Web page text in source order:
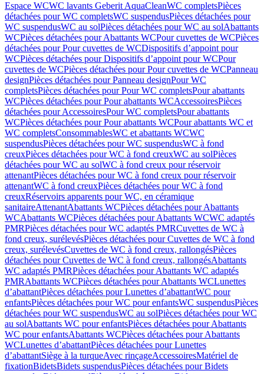
Espace WCWC lavants Geberit AquaCleanWC completsPièces
détachées pour WC completsWC suspendusPièces détachées pour
WC suspendusWC au solPièces détachées pour WC au solAbattants
WCPièces détachées pour Abattants WCPour cuvettes de WCPièces
détachées pour Pour cuvettes de WCDispositifs d’appoint pour
WCPièces détachées pour Dispositifs d’appoint pour WCPour
cuvettes de WCPièces détachées pour Pour cuvettes de WCPanneau
designPièces détachées pour Panneau designPour WC
completsPièces détachées pour Pour WC completsPour abattants
WCPièces détachées pour Pour abattants WCAccessoiresPièces
détachées pour AccessoiresPour WC completsPour abattants
WCPièces détachées pour Pour abattants WCPour abattants WC et
WC completsConsommablesWC et abattants WCWC
suspendusPièces détachées pour WC suspendusWC à fond
creuxPièces détachées pour WC à fond creuxWC au solPièces
détachées pour WC au solWC à fond creux pour réservoir
attenantPièces détachées pour WC à fond creux pour réservoir
attenantWC à fond creuxPièces détachées pour WC à fond
creuxRéservoirs apparents pour WC, en céramique
sanitaireAttenantAbattants WCPièces détachées pour Abattants
WCAbattants WCPièces détachées pour Abattants WCWC adaptés
PMRPièces détachées pour WC adaptés PMRCuvettes de WC à
fond creux, surélevésPièces détachées pour Cuvettes de WC à fond
creux, surélevésCuvettes de WC à fond creux, rallongésPièces
détachées pour Cuvettes de WC à fond creux, rallongésAbattants
WC adaptés PMRPièces détachées pour Abattants WC adaptés
PMRAbattants WCPièces détachées pour Abattants WCLunettes
d’abattantPièces détachées pour Lunettes d’abattantWC pour
enfantsPièces détachées pour WC pour enfantsWC suspendusPièces
détachées pour WC suspendusWC au solPièces détachées pour WC
au solAbattants WC pour enfantsPièces détachées pour Abattants
WC pour enfantsAbattants WCPièces détachées pour Abattants
WCLunettes d’abattantPièces détachées pour Lunettes
d’abattantSiège à la turqueAvec rinçageAccessoiresMatériel de
fixationBidetsBidets suspendusPièces détachées pour Bidets